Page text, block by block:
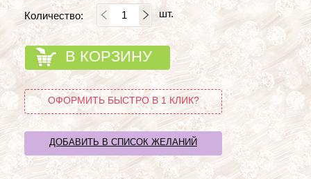
Количество: шт.
В КОРЗИНУ
ОФОРМИТЬ БЫСТРО В 1 КЛИК?
ДОБАВИТЬ В СПИСОК ЖЕЛАНИЙ